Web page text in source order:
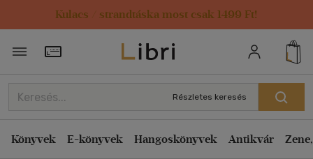
Kulacs / strandtáska most csak 1499 Ft!
Törzsvásárlói Kártya adatai
Részletes keresés
Könyvek E-könyvek Hangoskönyvek Antikvár